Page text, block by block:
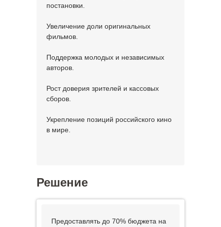
постановки.
Увеличение доли оригинальных
фильмов.
Поддержка молодых и независимых
авторов.
Рост доверия зрителей и кассовых
сборов.
Укрепление позиций российского кино
в мире.
Решение
Предоставлять до 70% бюджета на